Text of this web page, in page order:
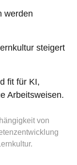
werden
steigert
fit für KI,
Arbeitsweisen.
von